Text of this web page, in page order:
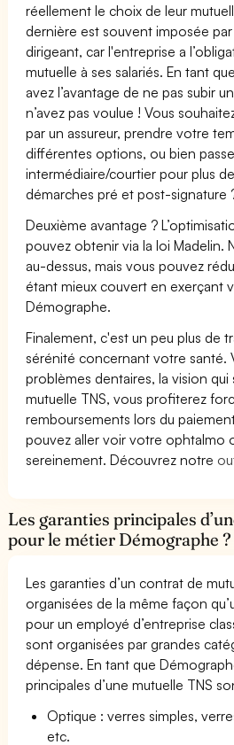
réellement le choix de leur
dernière est souvent imposée par
dirigeant, car l'entreprise a
mutuelle à ses salariés. En tant
avez l’avantage de ne pas subir
n’avez pas voulue ! Vous
par un assureur, prendre votre
différentes options, ou bien
intermédiaire/courtier pour plus
démarches pré et post-signature
Deuxième avantage ?
pouvez obtenir via la loi Madelin.
au-dessus, mais vous pouvez
étant mieux couvert en exerçant
Démographe.
Finalement, c'est un peu plus de
sérénité concernant votre santé.
problèmes dentaires, la vision qui
mutuelle TNS, vous profiterez
remboursements lors du
pouvez aller voir votre ophtalmo
sereinement. Découvrez notre
Les garanties principales
pour le métier Démographe ?
Les garanties d’un contrat de
organisées de la même façon
pour un employé d’entreprise
sont organisées par grandes
dépense. En tant que
principales d’une mutuelle TNS
Optique : verres simples,
etc.